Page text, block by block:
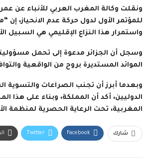
للمؤتمر الأول لدول حركة عدم
واستمرار هذا النزاع الإقليمي هي
وسجل أن الجزائر مدعوة إلى تحمل
الموائد المستديرة بروح من الواقعية
وبعدما أبرز أن تجنب الصراعات والتسوية
الدوليين، أكد أن المملكة، وبناء على هذا
المغربية، تحت الرعاية الحصرية لمنظمة
شارك Facebook
Twitter